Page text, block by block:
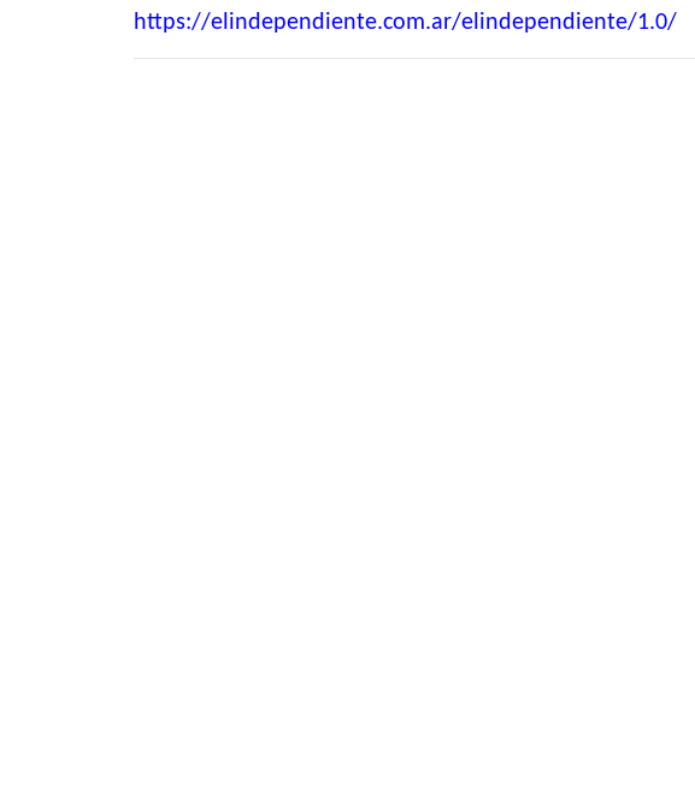
https://elindependiente.com.ar/elindependiente/1.0/